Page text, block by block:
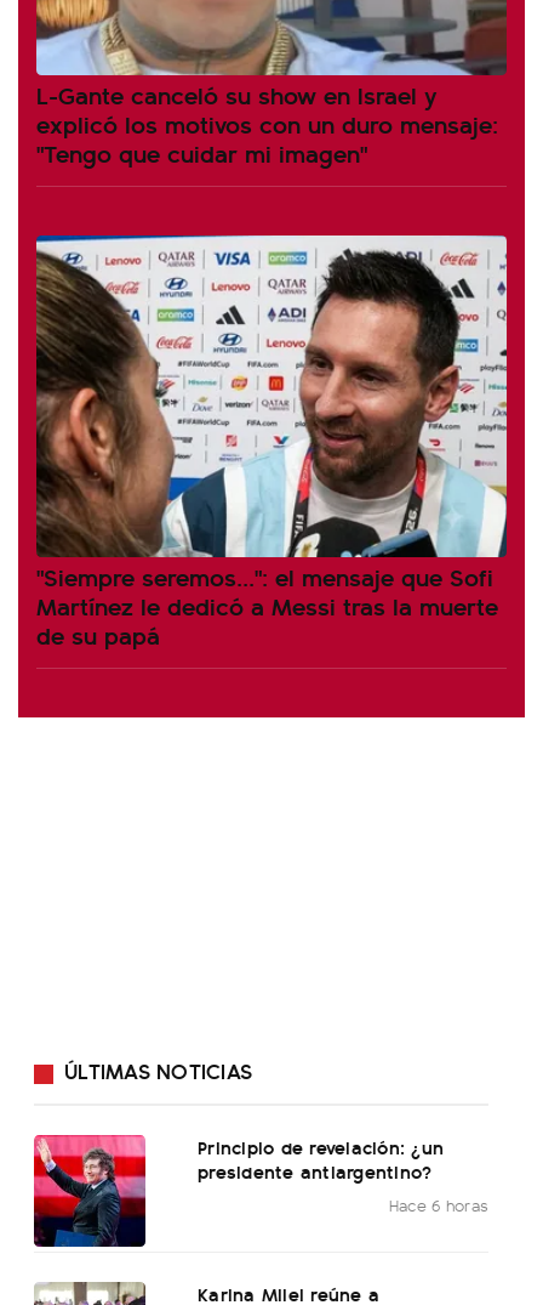
L-Gante canceló su show en Israel y
explicó los motivos con un duro mensaje:
"Tengo que cuidar mi imagen"
"Siempre seremos...": el mensaje que Sofi
Martínez le dedicó a Messi tras la muerte
de su papá
ÚLTIMAS NOTICIAS
Principio de revelación: ¿un
presidente antiargentino?
Hace 6 horas
Karina Milei reúne a